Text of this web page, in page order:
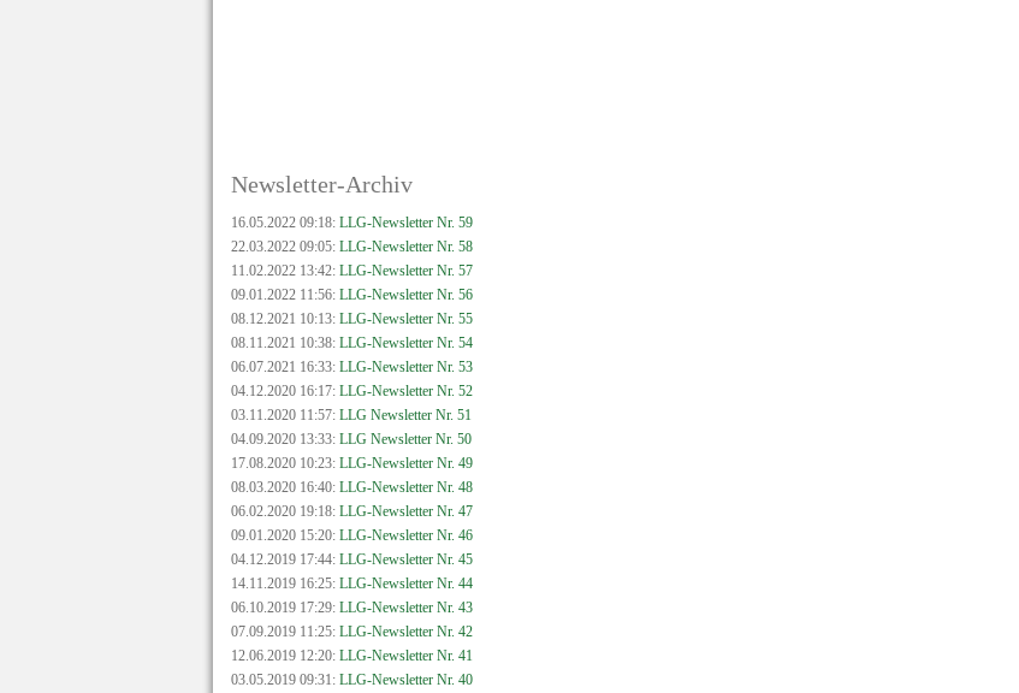
Newsletter-Archiv
16.05.2022 09:18: LLG-Newsletter Nr. 59
22.03.2022 09:05: LLG-Newsletter Nr. 58
11.02.2022 13:42: LLG-Newsletter Nr. 57
09.01.2022 11:56: LLG-Newsletter Nr. 56
08.12.2021 10:13: LLG-Newsletter Nr. 55
08.11.2021 10:38: LLG-Newsletter Nr. 54
06.07.2021 16:33: LLG-Newsletter Nr. 53
04.12.2020 16:17: LLG-Newsletter Nr. 52
03.11.2020 11:57: LLG Newsletter Nr. 51
04.09.2020 13:33: LLG Newsletter Nr. 50
17.08.2020 10:23: LLG-Newsletter Nr. 49
08.03.2020 16:40: LLG-Newsletter Nr. 48
06.02.2020 19:18: LLG-Newsletter Nr. 47
09.01.2020 15:20: LLG-Newsletter Nr. 46
04.12.2019 17:44: LLG-Newsletter Nr. 45
14.11.2019 16:25: LLG-Newsletter Nr. 44
06.10.2019 17:29: LLG-Newsletter Nr. 43
07.09.2019 11:25: LLG-Newsletter Nr. 42
12.06.2019 12:20: LLG-Newsletter Nr. 41
03.05.2019 09:31: LLG-Newsletter Nr. 40